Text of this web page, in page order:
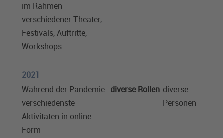
im Rahmen
verschiedener Theater,
Festivals, Auftritte,
Workshops
2021
Während der Pandemie
verschiedenste
Aktivitäten in online
Form
diverse Rollen diverse
Personen